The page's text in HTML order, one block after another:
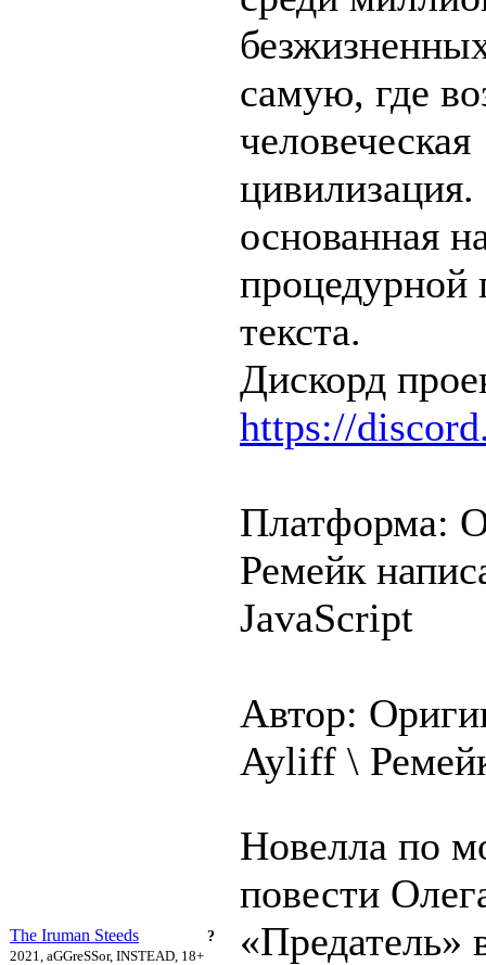
самую, где
человеческая
основанная
процедурной
текста.
Дискорд
https://
Платформа:
Ремейк
JavaScript
Автор:
Ayliff \
?
The Iruman Steeds
2021, aGGreSSor, INSTEAD, 18+
Новелла по
повести